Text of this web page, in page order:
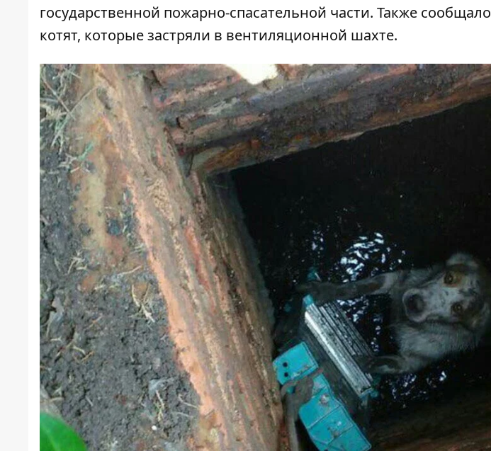
государственной пожарно-спасательной части. Также
котят, которые застряли в вентиляционной шахте.